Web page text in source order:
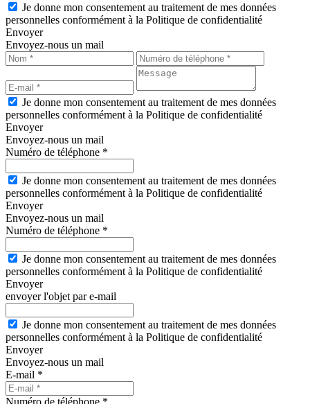
Je donne mon consentement au traitement de mes données
personnelles conformément à la Politique de confidentialité
Envoyer
Envoyez-nous un mail
Je donne mon consentement au traitement de mes données
personnelles conformément à la Politique de confidentialité
Envoyer
Envoyez-nous un mail
Numéro de téléphone *
Je donne mon consentement au traitement de mes données
personnelles conformément à la Politique de confidentialité
Envoyer
Envoyez-nous un mail
Numéro de téléphone *
Je donne mon consentement au traitement de mes données
personnelles conformément à la Politique de confidentialité
Envoyer
envoyer l'objet par e-mail
Je donne mon consentement au traitement de mes données
personnelles conformément à la Politique de confidentialité
Envoyer
Envoyez-nous un mail
E-mail *
Numéro de téléphone *